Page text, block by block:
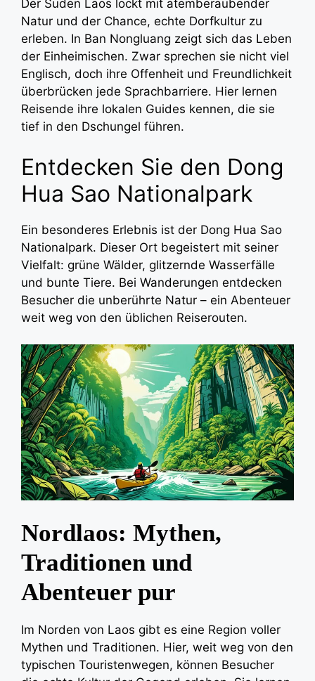
Der Süden Laos lockt mit atemberaubender
Natur und der Chance, echte Dorfkultur zu
erleben. In Ban Nongluang zeigt sich das Leben
der Einheimischen. Zwar sprechen sie nicht viel
Englisch, doch ihre Offenheit und Freundlichkeit
überbrücken jede Sprachbarriere. Hier lernen
Reisende ihre lokalen Guides kennen, die sie
tief in den Dschungel führen.
Entdecken Sie den Dong
Hua Sao Nationalpark
Ein besonderes Erlebnis ist der Dong Hua Sao
Nationalpark. Dieser Ort begeistert mit seiner
Vielfalt: grüne Wälder, glitzernde Wasserfälle
und bunte Tiere. Bei Wanderungen entdecken
Besucher die unberührte Natur – ein Abenteuer
weit weg von den üblichen Reiserouten.
Nordlaos: Mythen,
Traditionen und
Abenteuer pur
Im Norden von Laos gibt es eine Region voller
Mythen und Traditionen. Hier, weit weg von den
typischen Touristenwegen, können Besucher